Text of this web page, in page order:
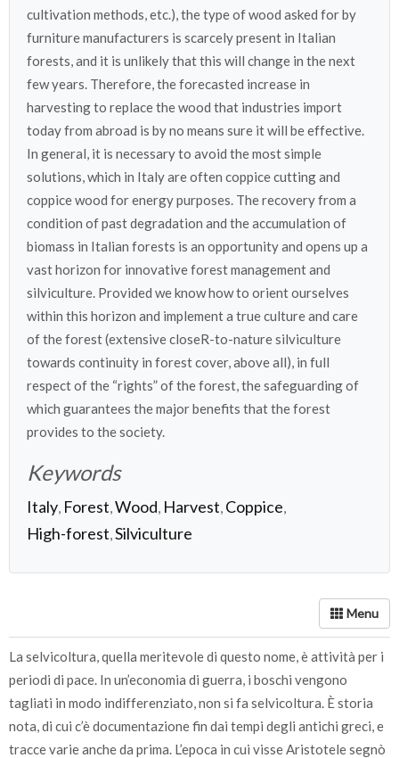
cultivation methods, etc.), the type of wood asked for by
furniture manufacturers is scarcely present in Italian
forests, and it is unlikely that this will change in the next
few years. Therefore, the forecasted increase in
harvesting to replace the wood that industries import
today from abroad is by no means sure it will be effective.
In general, it is necessary to avoid the most simple
solutions, which in Italy are often coppice cutting and
coppice wood for energy purposes. The recovery from a
condition of past degradation and the accumulation of
biomass in Italian forests is an opportunity and opens up a
vast horizon for innovative forest management and
silviculture. Provided we know how to orient ourselves
within this horizon and implement a true culture and care
of the forest (extensive closeR-to-nature silviculture
towards continuity in forest cover, above all), in full
respect of the “rights” of the forest, the safeguarding of
which guarantees the major benefits that the forest
provides to the society.
Keywords
Italy, Forest,Wood, Harvest, Coppice,
High-forest,Silviculture
La selvicoltura, quella meritevole di questo nome, è attività per i
periodi di pace. In un’economia di guerra, i boschi vengono
tagliati in modo indifferenziato, non si fa selvicoltura. È storia
nota, di cui c’è documentazione fin dai tempi degli antichi greci, e
tracce varie anche da prima. L’epoca in cui visse Aristotele segnò